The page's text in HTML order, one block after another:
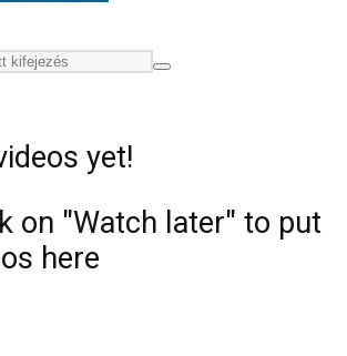
yet!
on "Watch later" to put
here